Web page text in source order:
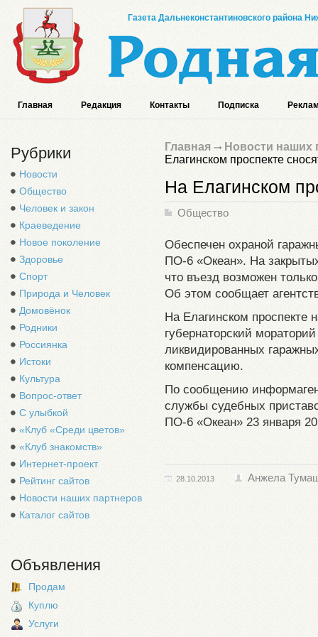
Газета Дальнеконстантиновского района
Главная Редакция Контакты Подписка
Рубрики
Новости
Общество
Человек и закон
Краеведение
Новое поколение
Здоровье
Спорт
Природа и Человек
Домовёнок
Родники
Россиянка
Истоки
Культура
Вопрос-ответ
С улыбкой
«Клуб «Среди цветов»
«Клуб знакомств»
Интернет-проект
Рейтинг сайтов
Новости наших партнеров
Каталог сайтов
Объявления
Продам
Куплю
Услуги
Главная
Новости наших
Елагинском проспекте
На Елагинском
Общество
Обеспечен охраной
ПО-6 «Океан». На
что въезд возможен
Об этом сообщает
На Елагинском проспекте
губернаторский
ликвидированных
компенсацию.
По сообщению
службы судебных
ПО-6 «Океан» 23 января
28.10.2013 Анжела